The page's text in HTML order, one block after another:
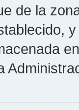
de la